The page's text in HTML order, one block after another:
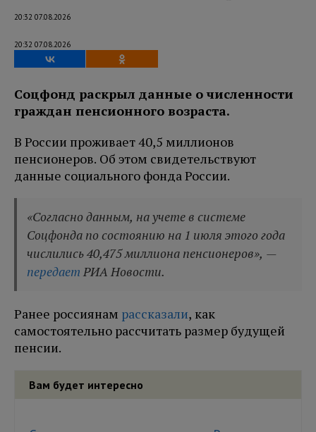
20:32 07.08.2026
20:32 07.08.2026
Соцфонд раскрыл данные о численности
граждан пенсионного возраста.
В России проживает 40,5 миллионов
пенсионеров. Об этом свидетельствуют
данные социального фонда России.
«Согласно данным, на учете в системе
Соцфонда по состоянию на 1 июля этого года
числились 40,475 миллиона пенсионеров», —
передает РИА Новости.
Ранее россиянам рассказали, как
самостоятельно рассчитать размер будущей
пенсии.
Вам будет интересно